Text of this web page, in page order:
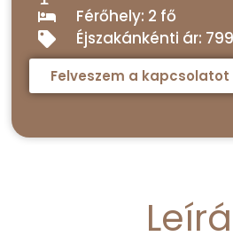
Férőhely: 2 fő
Éjszakánkénti ár:
Felveszem a